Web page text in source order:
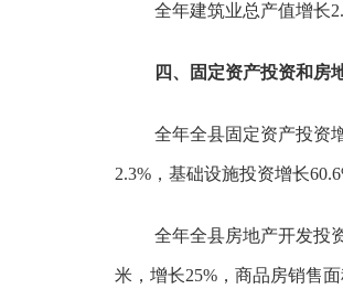
全年建筑业总产值增长
四、固定资产投资和房
全年全县固定资产投资
2.3%，基础设施投资增长
全年全县房地产开发投
米，增长25%，商品房销售面